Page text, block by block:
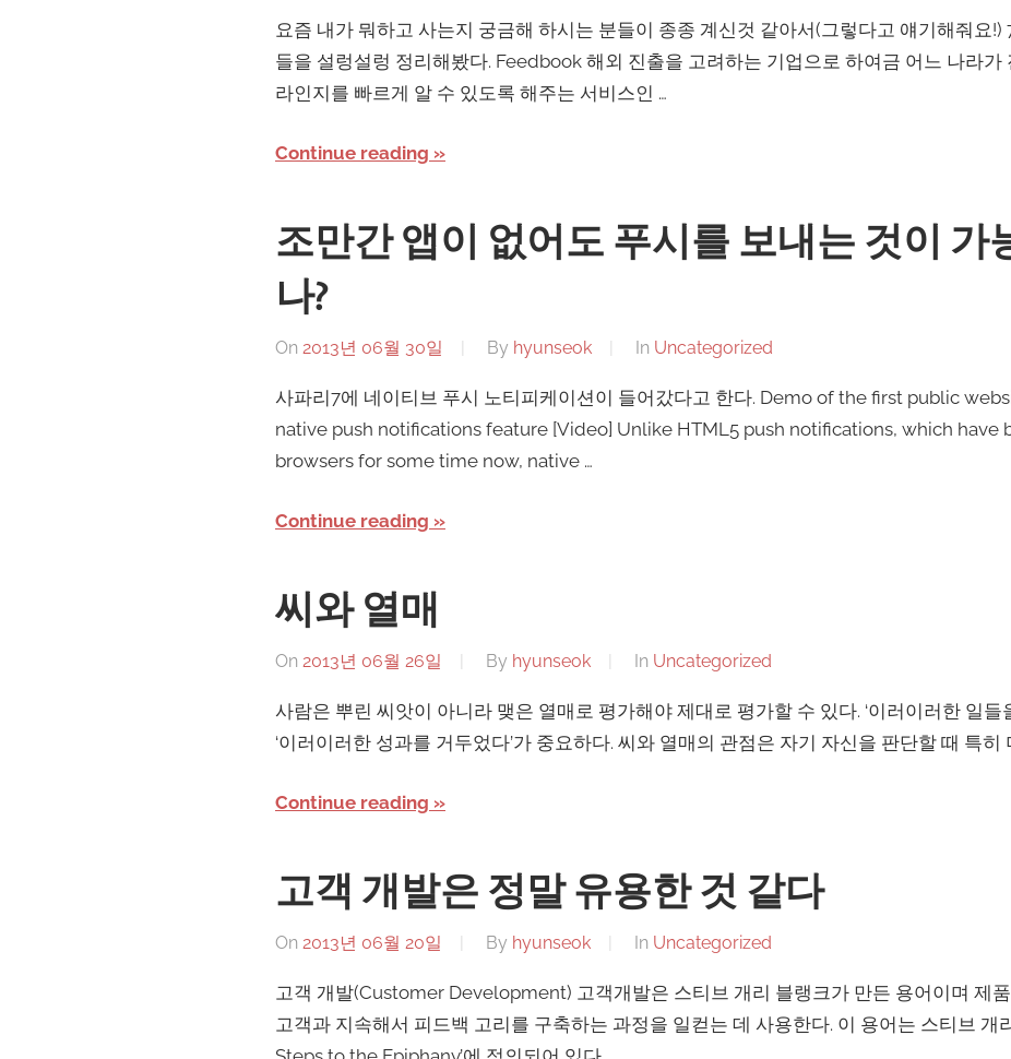
요즘 내가 뭐하고 사는지 궁금해 하시는 분들이 종종 계신것 같아서(그렇다고 얘기해줘요!)
들을 설렁설렁 정리해봤다. Feedbook 해외 진출을 고려하는 기업으로 하여금 어느 나라가
라인지를 빠르게 알 수 있도록 해주는 서비스인 …
Continue reading
조만간 앱이 없어도 푸시를 보내는 것이 가
나?
On 2013년 06월 30일 By hyunseok In Uncategorized
사파리7에 네이티브 푸시 노티피케이션이 들어갔다고 한다. Demo of the first public
native push notifications feature [Video] Unlike HTML5 push notifications, which have
browsers for some time now, native …
Continue reading
씨와 열매
On 2013년 06월 26일 By hyunseok In Uncategorized
사람은 뿌린 씨앗이 아니라 맺은 열매로 평가해야 제대로 평가할 수 있다. ‘이러이러한 일들
‘이러이러한 성과를 거두었다’가 중요하다. 씨와 열매의 관점은 자기 자신을 판단할 때 특히
Continue reading
고객 개발은 정말 유용한 것 같다
On 2013년 06월 20일 By hyunseok In Uncategorized
고객 개발(Customer Development) 고객개발은 스티브 개리 블랭크가 만든 용어이며 제
고객과 지속해서 피드백 고리를 구축하는 과정을 일컫는 데 사용한다. 이 용어는 스티브 개